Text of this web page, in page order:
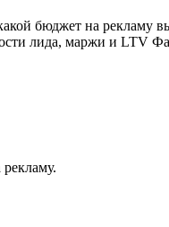
бюджет на рекламу
лида, маржи и LTV